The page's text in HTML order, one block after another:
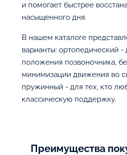
и помогает быстрее
насыщенного дня.
В нашем каталоге
варианты: ортопедический -
положения позвоночника,
минимизации движения во
пружинный - для тех, кто
классическую поддержку.
Преимущества